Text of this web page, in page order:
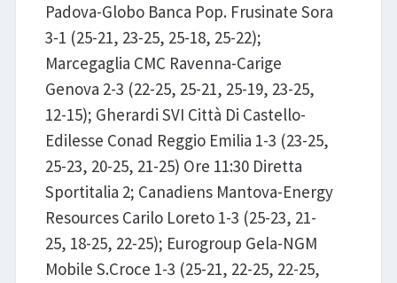
Padova-Globo Banca Pop. Frusinate Sora
3-1 (25-21, 23-25, 25-18, 25-22);
Marcegaglia CMC Ravenna-Carige
Genova 2-3 (22-25, 25-21, 25-19, 23-25,
12-15); Gherardi SVI Città Di Castello-
Edilesse Conad Reggio Emilia 1-3 (23-25,
25-23, 20-25, 21-25) Ore 11:30 Diretta
Sportitalia 2; Canadiens Mantova-Energy
Resources Carilo Loreto 1-3 (25-23, 21-
25, 18-25, 22-25); Eurogroup Gela-NGM
Mobile S.Croce 1-3 (25-21, 22-25, 22-25,